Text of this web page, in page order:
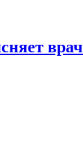
врач